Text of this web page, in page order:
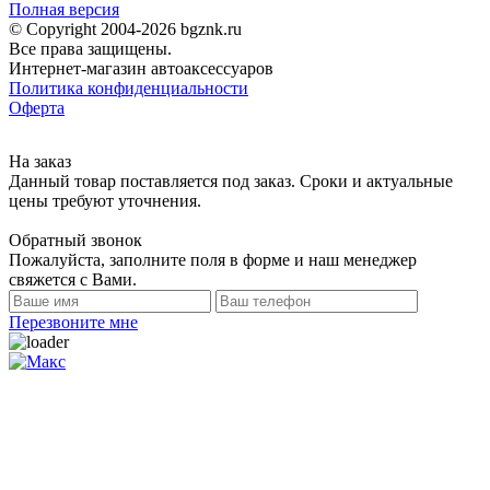
Полная версия
© Copyright 2004-2026 bgznk.ru
Все права защищены.
Интернет-магазин автоаксессуаров
Политика конфиденциальности
Оферта
На заказ
Данный товар поставляется под заказ. Сроки и актуальные
цены требуют уточнения.
Обратный звонок
Пожалуйста, заполните поля в форме и наш менеджер
свяжется с Вами.
Перезвоните мне